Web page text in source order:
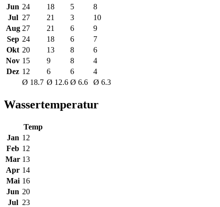
Jun 24 18 5
8
Jul 27 21 3
10
Aug 27 21 6
9
Sep 24 18 6
7
Okt 20 13 8
6
Nov 15 9 8
4
Dez 12 6 6
4
Ø 18.7 Ø 12.6 Ø 6.6 Ø 6.3
Wassertemperatur
Temp
Jan 12
Feb 12
Mar 13
Apr 14
Mai 16
Jun 20
Jul 23